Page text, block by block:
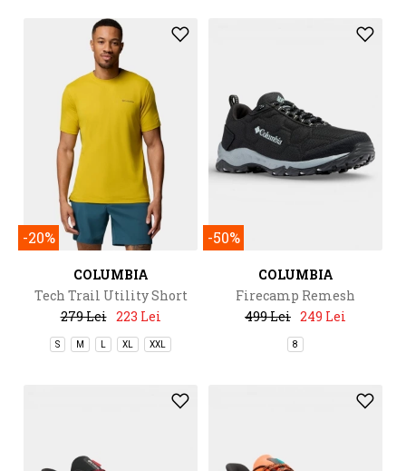
-20%
COLUMBIA
Tech Trail Utility Short
Sleeve Crew
279 Lei 223 Lei
S M XL XXL
-50%
COLUMBIA
Firecamp Remesh
499 Lei 249 Lei
8